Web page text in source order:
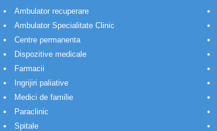
Ambulator recuperare
Ambulator Specialitate Clinic
Centre permanenta
Dispozitive medicale
Farmacii
Ingrijiri paliative
Medici de familie
Paraclinic
Spitale